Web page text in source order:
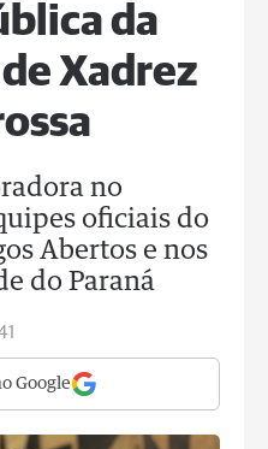
da
Xadrez
no
oficiais do
Abertos e nos
do Paraná
Google